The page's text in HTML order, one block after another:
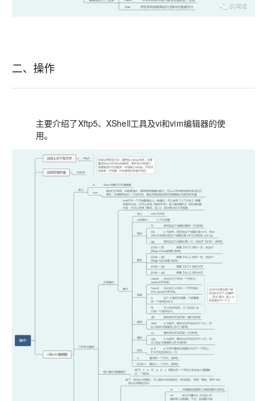
二、操作
主要介绍了Xftp5、XShell工具及vi和vim编辑器的使
用。